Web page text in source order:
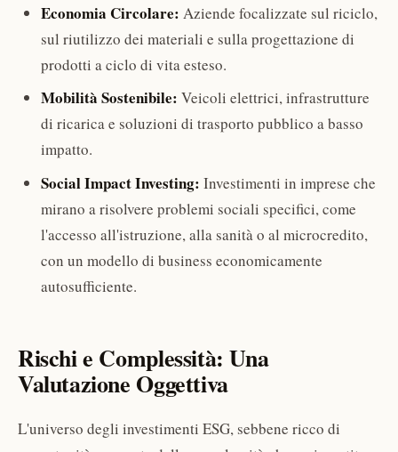
Economia Circolare: Aziende focalizzate sul riciclo,
sul riutilizzo dei materiali e sulla progettazione di
prodotti a ciclo di vita esteso.
Mobilità Sostenibile: Veicoli elettrici, infrastrutture
di ricarica e soluzioni di trasporto pubblico a basso
impatto.
Social Impact Investing: Investimenti in imprese che
mirano a risolvere problemi sociali specifici, come
l'accesso all'istruzione, alla sanità o al microcredito,
con un modello di business economicamente
autosufficiente.
Rischi e Complessità: Una
Valutazione Oggettiva
L'universo degli investimenti ESG, sebbene ricco di